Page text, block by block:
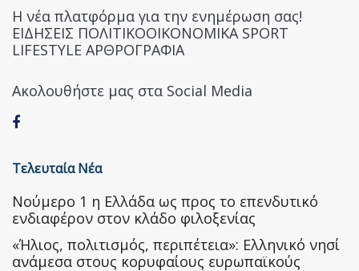
Η νέα πλατφόρμα για την ενημέρωση σας!
ΕΙΔΗΣΕΙΣ ΠΟΛΙΤΙΚΟΟΙΚΟΝΟΜΙΚΑ SPORT
LIFESTYLE ΑΡΘΡΟΓΡΑΦΙΑ
Ακολουθήστε μας στα Social Media
Τελευταία Νέα
Nούμερο 1 η Ελλάδα ως προς το επενδυτικό
ενδιαφέρον στον κλάδο φιλοξενίας
«Ήλιος, πολιτισμός, περιπέτεια»: Ελληνικό νησί
ανάμεσα στους κορυφαίους ευρωπαϊκούς